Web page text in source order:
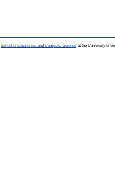
School of Electronics and Computer Science at the University of